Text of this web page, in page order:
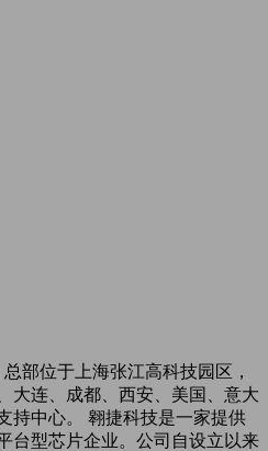
部位于上海张江高科技园区，
大连、成都、西安、美国、意大
持中心。 翱捷科技是一家提供
台型芯片企业。公司自设立以来